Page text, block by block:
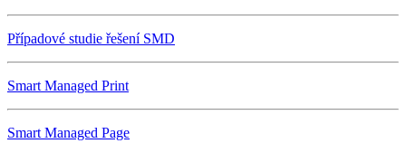
Případové studie řešení SMD
Smart Managed Print
Smart Managed Page